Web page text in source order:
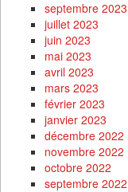
septembre 2023
juillet 2023
juin 2023
mai 2023
avril 2023
mars 2023
février 2023
janvier 2023
décembre 2022
novembre 2022
octobre 2022
septembre 2022